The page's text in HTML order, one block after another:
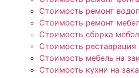
Стоимость ремонт
Стоимость ремонт
Стоимость сборка
Стоимость
Стоимость мебель на
Стоимость кухни на